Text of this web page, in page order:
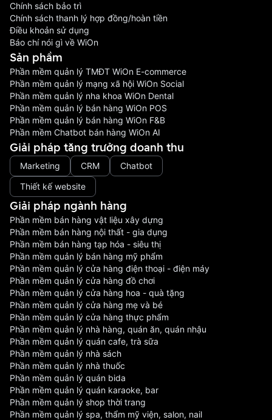
Chính sách bảo trì
Chính sách thanh lý hợp đồng/hoàn tiền
Điều khoản sử dụng
Báo chí nói gì về WiOn
Sản phầm
Phần mềm quản lý TMĐT WiOn E-commerce
Phần mềm quản lý mạng xã hội WiOn Social
Phần mềm quản lý nha khoa WiOn Dental
Phần mềm quản lý bán hàng WiOn POS
Phần mềm quản lý bán hàng WiOn F&B
Phần mềm Chatbot bán hàng WiOn AI
Giải pháp tăng trưởng doanh thu
Marketing CRM
Chatbot
Thiết kế website
Giải pháp ngành hàng
Phần mềm bán hàng vật liệu xây dựng
Phần mềm bán hàng nội thất - gia dụng
Phần mềm bán hàng tạp hóa - siêu thị
Phần mềm quản lý bán hàng mỹ phẩm
Phần mềm quản lý cửa hàng điện thoại - điện máy
Phần mềm quản lý cửa hàng đồ chơi
Phần mềm quản lý cửa hàng hoa - quà tặng
Phần mềm quản lý cửa hàng mẹ và bé
Phần mềm quản lý cửa hàng thực phẩm
Phần mềm quản lý nhà hàng, quán ăn, quán nhậu
Phần mềm quản lý quán cafe, trà sữa
Phần mềm quản lý nhà sách
Phần mềm quản lý nhà thuốc
Phần mềm quản lý quán bida
Phần mềm quản lý quán karaoke, bar
Phần mềm quản lý shop thời trang
Phần mềm quản lý spa, thẩm mỹ viện, salon, nail